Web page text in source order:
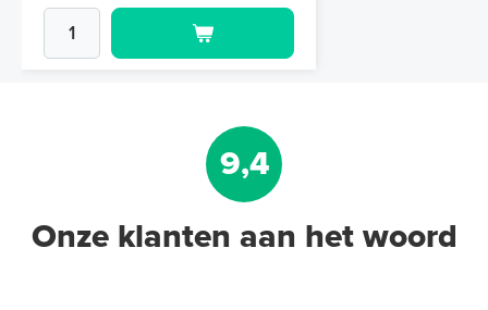
9,4
Onze klanten aan het woord